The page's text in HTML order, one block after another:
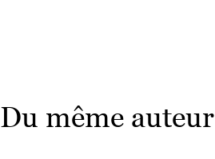
Du même auteur